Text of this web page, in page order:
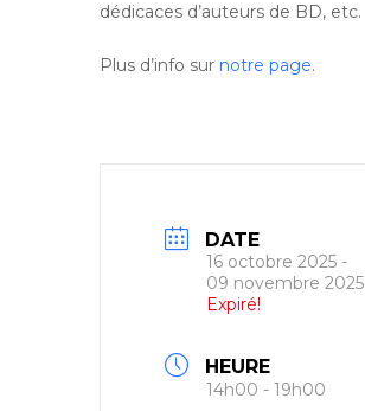
dédicaces d’auteurs de BD, etc.
Plus d’info sur notre page.
DATE
16 octobre 2025 -
09 novembre 2025
Expiré!
HEURE
14h00 - 19h00